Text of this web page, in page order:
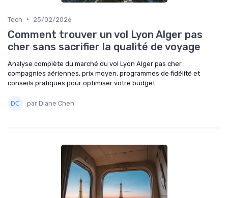
Tech • 25/02/2026
Comment trouver un vol Lyon Alger pas
cher sans sacrifier la qualité de voyage
Analyse complète du marché du vol Lyon Alger pas cher :
compagnies aériennes, prix moyen, programmes de fidélité et
conseils pratiques pour optimiser votre budget.
par Diane Chen